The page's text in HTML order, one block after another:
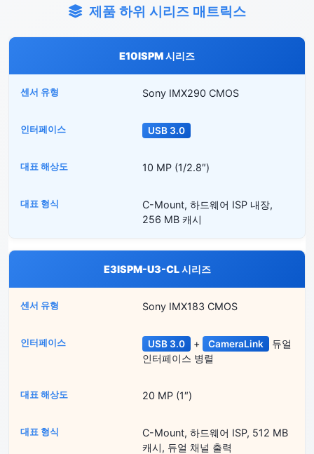
제품 하위 시리즈 매트릭스
E10ISPM 시리즈
Sony IMX290 CMOS
USB 3.0
10 MP (1/2.8″)
C-Mount, 하드웨어 ISP 내장,
256 MB 캐시
E3ISPM-U3-CL 시리즈
Sony IMX183 CMOS
USB 3.0 + CameraLink
듀얼
인터페이스 병렬
20 MP (1″)
C-Mount, 하드웨어 ISP, 512 MB
캐시, 듀얼 채널 출력